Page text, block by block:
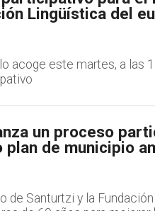
Lingüística del
acoge este martes, a las
un proceso
plan de municipio
de Santurtzi y la